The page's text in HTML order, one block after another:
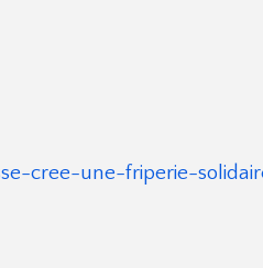
cree-une-friperie-